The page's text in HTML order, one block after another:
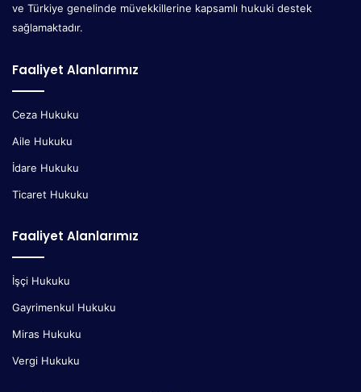
ve Türkiye genelinde müvekkillerine kapsamlı hukuki destek
sağlamaktadır.
Faaliyet Alanlarımız
Ceza Hukuku
Aile Hukuku
İdare Hukuku
Ticaret Hukuku
Faaliyet Alanlarımız
İşçi Hukuku
Gayrimenkul Hukuku
Miras Hukuku
Vergi Hukuku